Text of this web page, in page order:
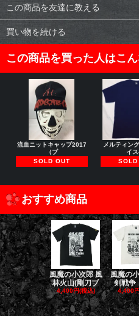
この商品を友達に教える
買い物を続ける
この商品を買った人はこ
流血ニットキャップ2017
（ブ
SOLD OUT
メルティン
イ
SOLD
おすすめ商品
風魔の小次郎 風
林火山(剛刀ブ
4,400円(税込)
風魔の
剣戦争
4,400